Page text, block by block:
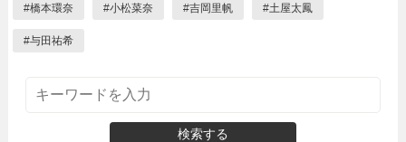
#橋本環奈 #小松菜奈 #吉岡里帆 #土屋太鳳
#与田祐希
検索する